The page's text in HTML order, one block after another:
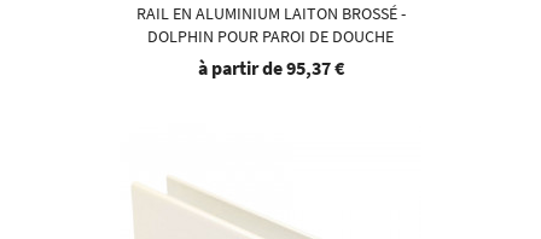
RAIL EN ALUMINIUM LAITON BROSSÉ -
DOLPHIN POUR PAROI DE DOUCHE
à partir de95,37 €